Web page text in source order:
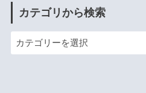
カテゴリから検索